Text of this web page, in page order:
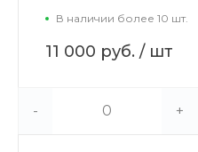
В наличии более 10 шт.
11 000 руб. / шт
- +